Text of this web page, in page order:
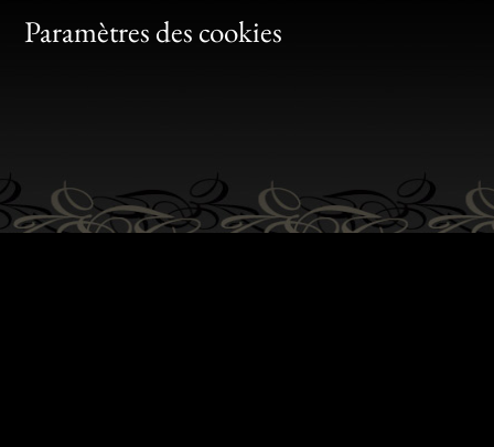
Paramètres des cookies